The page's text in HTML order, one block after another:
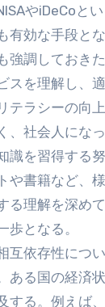
やiDeCoと
有効な手段とな
強調しておき
スを理解し、
テラシーの向上
、社会人にな
識を習得する
や書籍など、
る理解を深めて
歩となる。
互依存性につ
ある国の経済状
する。例えば